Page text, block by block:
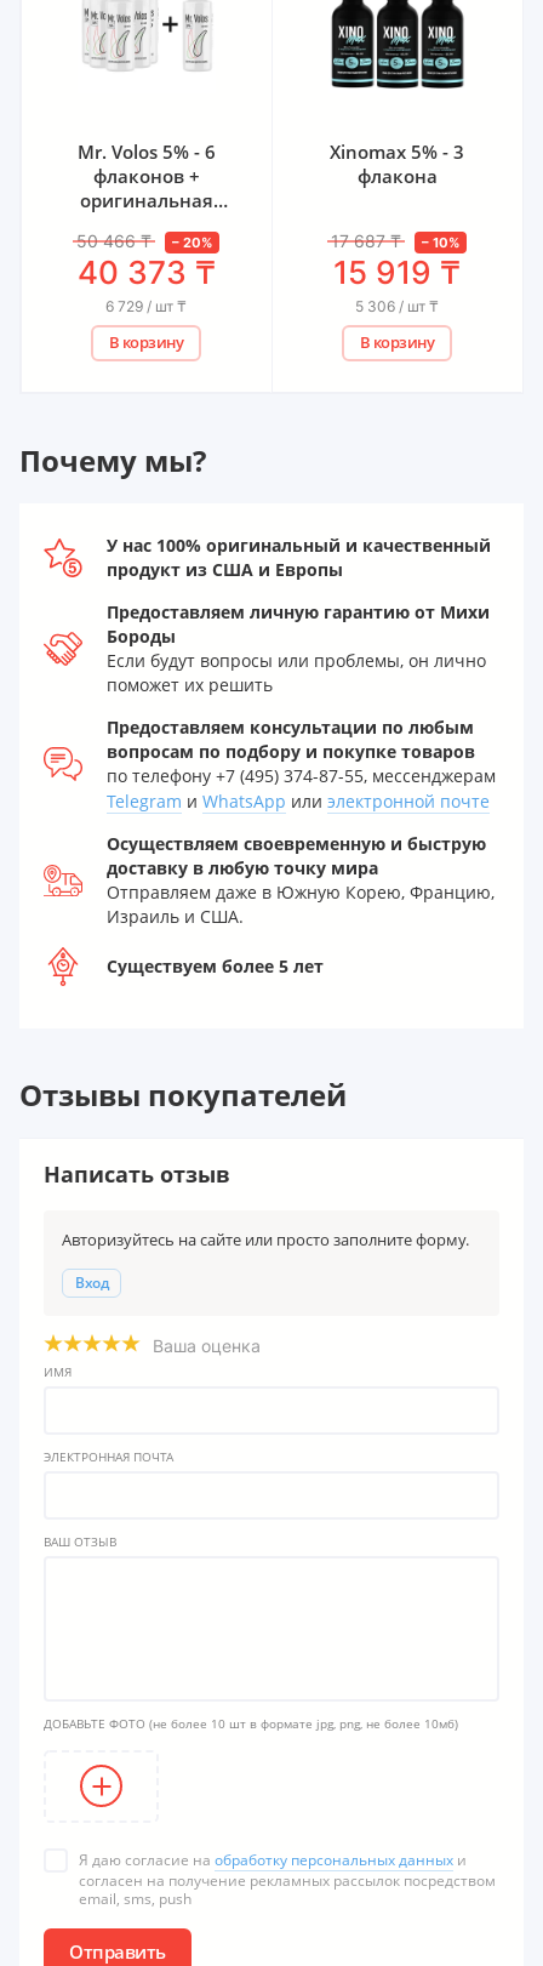
Mr. Volos 5% - 6
флаконов +
оригинальная
50 466₸ – 20%
40 373₸
6 729 / шт₸
В корзину
Xinomax 5% - 3
флакона
17 687₸ – 10%
15 919₸
5 306 / шт₸
В корзину
Почему мы?
У нас 100% оригинальный и качественный
продукт из США и Европы
Предоставляем личную гарантию от Михи
Бороды
Если будут вопросы или проблемы, он лично
поможет их решить
Предоставляем консультации по любым
вопросам по подбору и покупке товаров
по телефону +7 (495) 374-87-55, мессенджерам
Telegram и WhatsApp или электронной почте
Осуществляем своевременную и быструю
доставку в любую точку мира
Отправляем даже в Южную Корею, Францию,
Израиль и США.
Существуем более 5 лет
Отзывы покупателей
Написать отзыв
Авторизуйтесь на сайте или просто заполните форму.
Вход
Ваша оценка
ИМЯ
ЭЛЕКТРОННАЯ ПОЧТА
ВАШ ОТЗЫВ
ДОБАВЬТЕ ФОТО (не более 10 шт в формате jpg, png, не более 10мб)
Я даю согласие на обработку персональных данных и
согласен на получение рекламных рассылок посредством
email, sms, push
Отправить